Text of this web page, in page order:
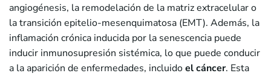
angiogénesis, la remodelación de la matriz extracelular o
la transición epitelio-mesenquimatosa (EMT). Además, la
inflamación crónica inducida por la senescencia puede
inducir inmunosupresión sistémica, lo que puede conducir
a la aparición de enfermedades, incluidoel cáncer. Esta